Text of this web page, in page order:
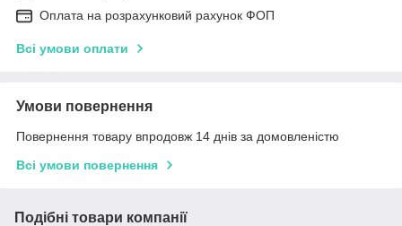
Оплата на розрахунковий рахунок ФОП
Всі умови оплати
Умови повернення
Повернення товару впродовж 14 днів за домовленістю
Всі умови повернення
Подібні товари компанії